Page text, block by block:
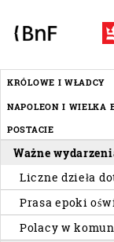
Menu
éditorial
KRÓLOWE I WŁADCY
NAPOLEON I WIELKA
POSTACIE
Ważne
Liczne dzieła
Prasa epoki
Polacy w